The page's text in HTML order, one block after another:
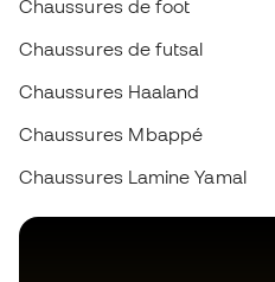
Chaussures de foot
Chaussures de futsal
Chaussures Haaland
Chaussures Mbappé
Chaussures Lamine Yamal